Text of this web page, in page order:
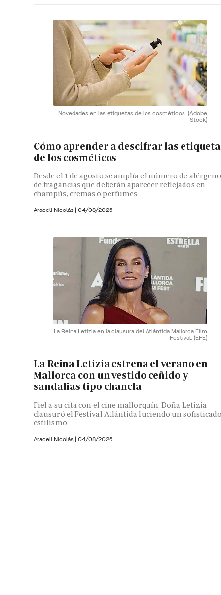
Novedades en las etiquetas de los cosméticos. (Adobe
Stock)
Cómo aprender a descifrar las
de los cosméticos
Desde el 1 de agosto se amplía el número de
de fragancias que deberán aparecer reflejados en
champús, cremas o perfumes
Araceli Nicolás | 04/08/2026
La Reina Letizia en la clausura del Atlántida Mallorca Film
Festival. (EFE)
La Reina Letizia estrena el verano en
Mallorca con un vestido ceñido y
sandalias tipo chancla
Fiel a su cita con el cine mallorquín, Doña Letizia
clausuró el Festival Atlántida luciendo un
estilismo
Araceli Nicolás | 04/08/2026